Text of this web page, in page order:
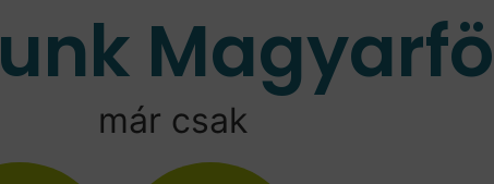
már csak